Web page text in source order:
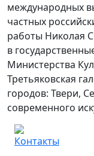
международных
частных
работы Николая
в
Министерства
Третьяковская
городов: Твери,
современного
Контакты